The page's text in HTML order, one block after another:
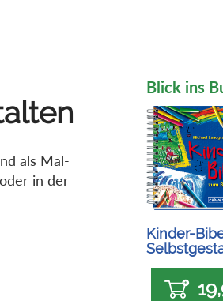
als Mal-
in der
Blick ins
Kinder-